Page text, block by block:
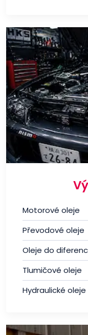
Motorové oleje
Převodové oleje
Oleje do
Tlumičové oleje
Hydraulické oleje